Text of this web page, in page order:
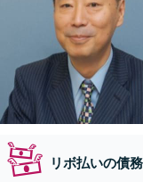
リボ払いの債